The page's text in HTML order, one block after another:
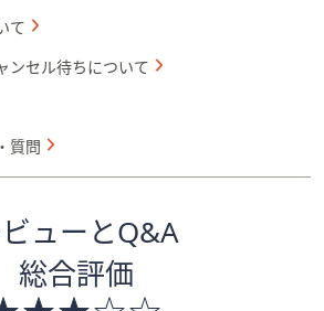
て
ンセル待ちについて
質問
ューとQ&A
総合評価